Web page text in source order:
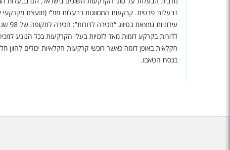
בבעלות פרטית. קרקעות המסווגות בבעלות ממ”י (מועצת
לדורות בקרקע דומות מאד לזכויות בעלי הקרקעות בכל הנוגע
חקלאית באופן דומה כאשר רוכשי קרקעות חקלאיות יכולים
בנסח הטאבו.